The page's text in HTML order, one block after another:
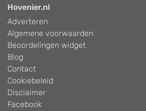
Hovenier.nl
Adverteren
Algemene voorwaarden
Beoordelingen widget
Blog
Contact
Cookiebeleid
Disclaimer
Facebook